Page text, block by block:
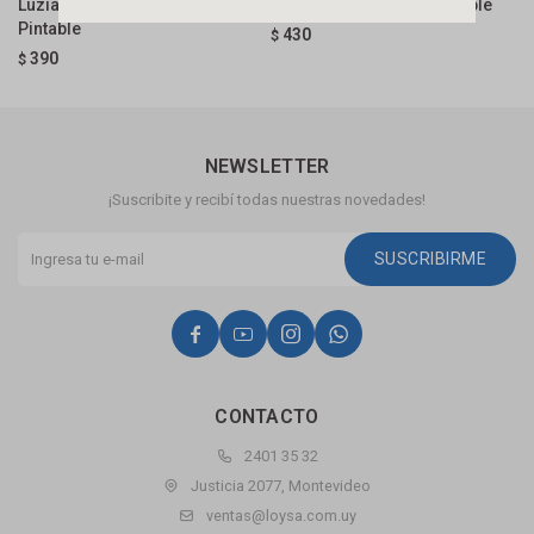
Luzia 58x2145mm Blanco
Pintable
$ 390
83x2440mm Blanco Pintable
$ 430
CONTACTO
2401 35 32
Justicia 2077, Montevideo
ventas@loysa.com.uy
NEWSLETTER
¡Suscribite y recibí todas nuestras novedades!
SUSCRIBIRME
   